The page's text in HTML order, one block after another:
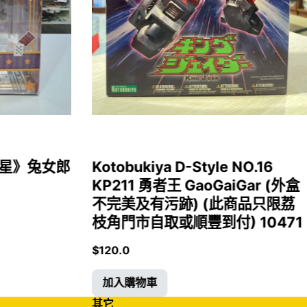
》兔女郎
Kotobukiya D-Style NO.16
KP211 勇者王 GaoGaiGar (外盒
不完美及有污跡) (此商品只限荔
枝角門市自取或順豐到付) 10471
$120.0
加入購物車
其它